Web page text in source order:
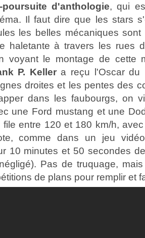
poursuite d'anthologie, qui
Il faut dire que les stars
les belles mécaniques
haletante à travers les rues
voyant le montage de cette
P. Kellera reçu l'Oscar du
droites et les pentes des
dans les faubourgs, on
une Ford mustang et une
file entre 120 et 180 km/h,
comme dans un jeu
10 minutes et 50 secondes
Pas de truquage,
de plans pour remplir et